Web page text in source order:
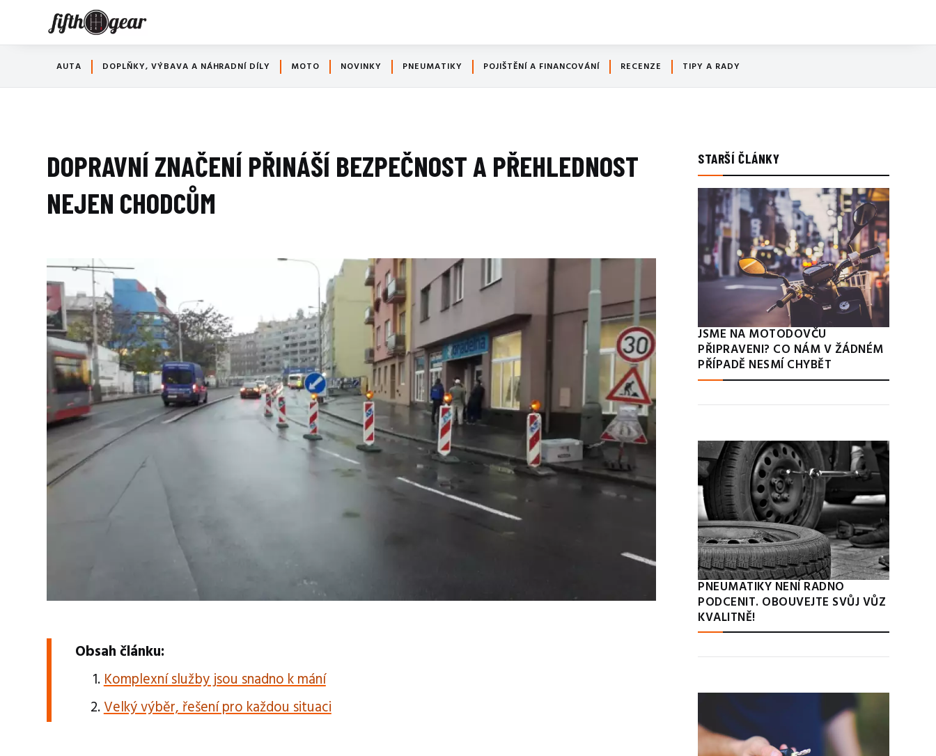
AUTA DOPLŇKY, VÝBAVA A NÁHRADNÍ DÍLY MOTO NOVINKY PNEUMATIKY POJIŠTĚNÍ A FINANCOVÁNÍ RECENZE TIPY A RADY
DOPRAVNÍ ZNAČENÍ PŘINÁŠÍ BEZPEČNOST A PŘEHLEDNOST
NEJEN CHODCŮM
Obsah článku:
Komplexní služby jsou snadno k mání
Velký výběr, řešení pro každou situaci
STARŠÍ ČLÁNKY
JSME NA MOTODOVČU
PŘIPRAVENI? CO NÁM V ŽÁDNÉM
PŘÍPADĚ NESMÍ CHYBĚT
PNEUMATIKY NENÍ RADNO
PODCENIT. OBOUVEJTE SVŮJ VŮZ
KVALITNĚ!